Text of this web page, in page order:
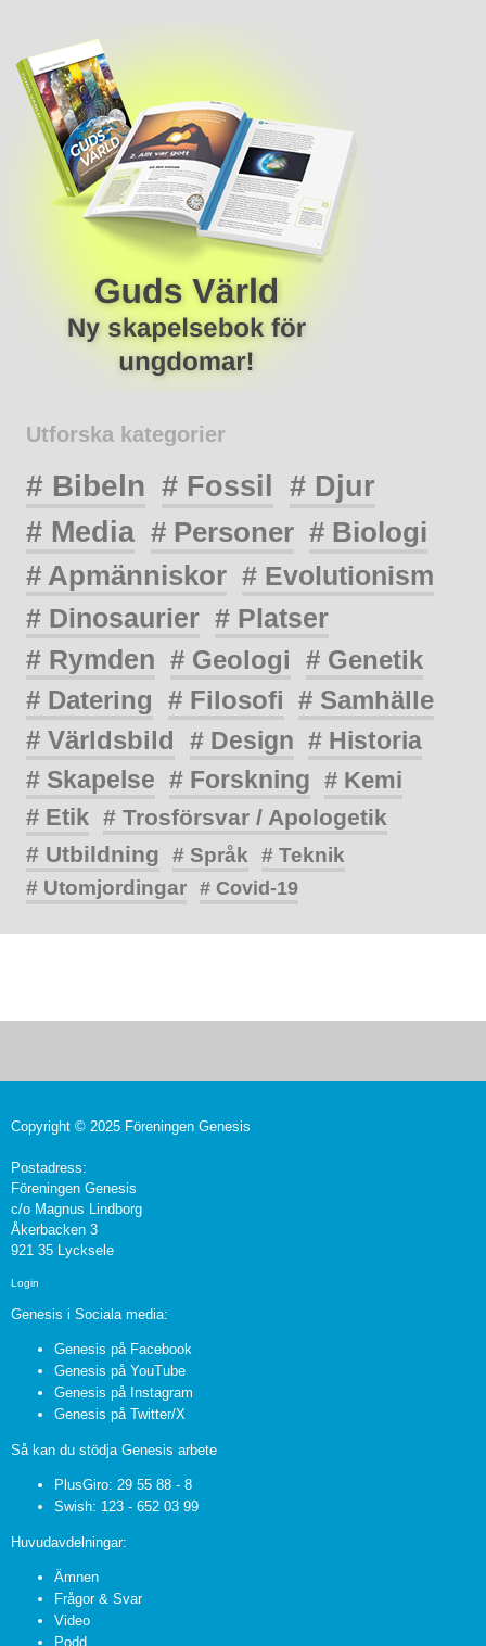
Utforska kategorier
# Bibeln # Fossil # Djur
# Media # Personer # Biologi
# Apmänniskor # Evolutionism
# Dinosaurier # Platser
# Rymden # Geologi # Genetik
# Datering # Filosofi # Samhälle
# Världsbild
# Design # Historia
# Skapelse # Forskning # Kemi
# Etik # Trosförsvar / Apologetik
# Utbildning
# Språk
# Teknik
# Utomjordingar # Covid-19
Copyright © 2025 Föreningen Genesis
Postadress:
Föreningen Genesis
c/o Magnus Lindborg
Åkerbacken 3
921 35 Lycksele
Login
Genesis i Sociala media:
Genesis på Facebook
Genesis på YouTube
Genesis på Instagram
Genesis på Twitter/X
Så kan du stödja Genesis arbete
PlusGiro: 29 55 88 - 8
Swish: 123 - 652 03 99
Huvudavdelningar:
Ämnen
Frågor & Svar
Video
Podd